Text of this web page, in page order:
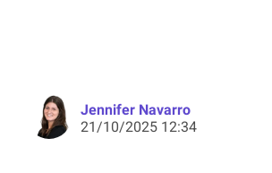
Jennifer Navarro
21/10/2025 12:34